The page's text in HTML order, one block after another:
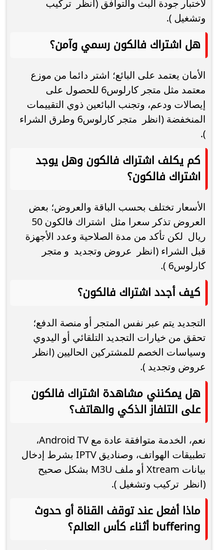
لاختبار جودة البث والتوافق (انظر تركيب
وتشغيل ).
هل اشتراك فالكون رسمي وآمن؟
الأمان يعتمد على البائع؛ اشتر دائما من موزع
معتمد مثل متجر كارلوس6 للحصول على
إيصالات ودعم، وتجنب البائعين ذوي التقييمات
المنخفضة (انظر متجر كارلوس6 وطرق الشراء
).
كم يكلف اشتراك فالكون وهل يوجد
اشتراك فالكون؟
الأسعار تختلف بحسب الباقة والعروض؛ بعض
العروض تذكر سعرا مثل اشتراك فالكون 50
ريال لكن تأكد من مدة الصلاحية وعدد الأجهزة
قبل الشراء (انظر عروض وتجديد و متجر
كارلوس6 ).
كيف أجدد اشتراك فالكون؟
التجديد يتم عبر نفس المتجر أو منصة الدفع؛
تحقق من خيارات التجديد التلقائي أو اليدوي
وسياسات الخصم للمشتركين الحاليين (انظر
عروض وتجديد ).
هل يمكنني مشاهدة اشتراك فالكون
على التلفاز الذكي والهاتف؟
نعم، الخدمة متوافقة عادة مع Android TV،
تطبيقات الهواتف، وصناديق IPTV بشرط إدخال
بيانات Xtream أو ملف M3U بشكل صحيح
(انظر تركيب وتشغيل ).
ماذا أفعل عند توقف القناة أو حدوث
buffering أثناء كأس العالم؟